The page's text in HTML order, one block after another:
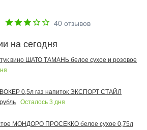
40 отзывов
на сегодня
вино ШАТО ТАМАНЬ белое сухое и розовое
0,5л газ напиток ЭКСПОРТ СТАЙЛ
Осталось 3 дня
МОНДОРО ПРОСЕККО белое сухое 0,75л